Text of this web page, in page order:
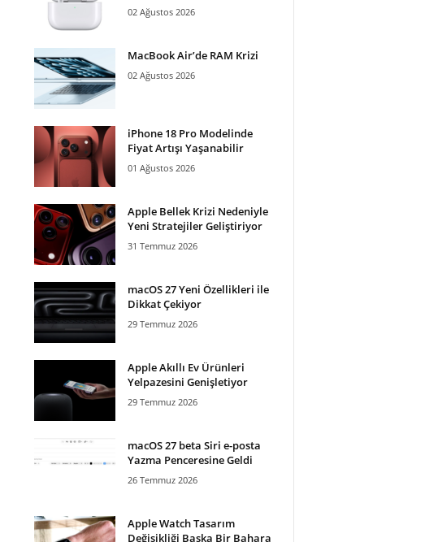
02 Ağustos 2026
MacBook Air’de RAM Krizi
02 Ağustos 2026
iPhone 18 Pro Modelinde
Fiyat Artışı Yaşanabilir
01 Ağustos 2026
Apple Bellek Krizi Nedeniyle
Yeni Stratejiler Geliştiriyor
31 Temmuz 2026
macOS 27 Yeni Özellikleri ile
Dikkat Çekiyor
29 Temmuz 2026
Apple Akıllı Ev Ürünleri
Yelpazesini Genişletiyor
29 Temmuz 2026
macOS 27 beta Siri e-posta
Yazma Penceresine Geldi
26 Temmuz 2026
Apple Watch Tasarım
Değişikliği Başka Bir Bahara